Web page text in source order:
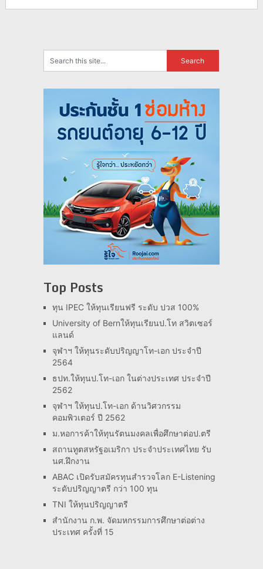
Top Posts
ทุน IPEC ให้ทุนเรียนฟรี ระดับ ปวส 100%
University of Bernให้ทุนเรียนป.โท สวิตเซอร์
แลนด์
จุฬาฯ ให้ทุนระดับปริญญาโท-เอก ประจำปี
2564
ธปท.ให้ทุนป.โท-เอก ในต่างประเทศ ประจำปี
2562
จุฬาฯ ให้ทุนป.โท-เอก ด้านวิศวกรรม
คอมพิวเตอร์ ปี 2562
ม.หอการค้าให้ทุนรัตนมงคลเพื่อศึกษาต่อป.ตรี
สถานทูตสหรัฐอเมริกา ประจำประเทศไทย รับ
นศ.ฝึกงาน
ABAC เปิดรับสมัครทุนสำรวจโลก E-Listening
ระดับปริญญาตรี กว่า 100 ทุน
TNI ให้ทุนปริญญาตรี
สำนักงาน ก.พ. จัดมหกรรมการศึกษาต่อต่าง
ประเทศ ครั้งที่ 15